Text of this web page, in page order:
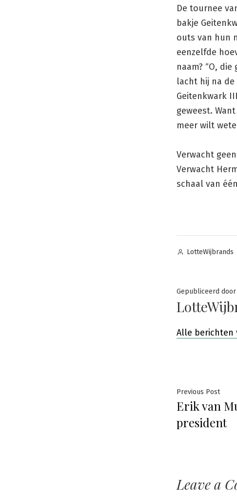
De tournee
bakje
outs van hun
eenzelfde
naam? “O,
lacht hij na
Geitenkwark
geweest.
meer wilt
Verwacht
Verwacht
schaal van
Posted
LotteWijbrands
Gepubliceerd door
Alle berichten
Bericht
Previous Post
Erik van
president
Leave a